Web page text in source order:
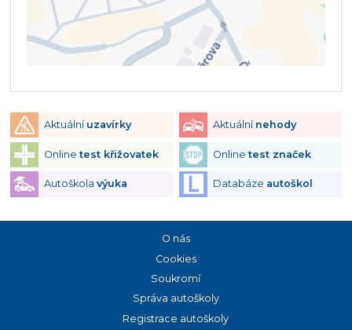
Aktuální uzavírky Aktuální nehody
Onlinetest křižovatek Onlinetest značek
Autoškola výuka Databáze autoškol
O nás
Cookies
Soukromí
Správa autoškoly
Registrace autoškoly